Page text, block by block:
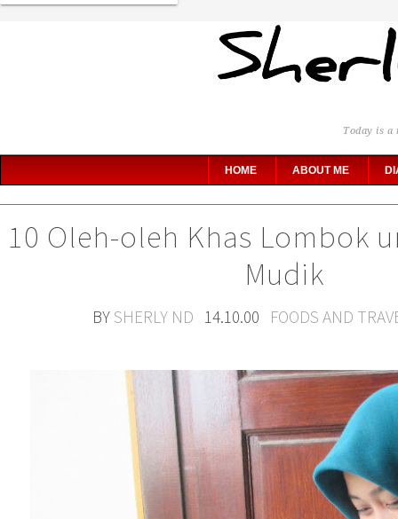
Today is
HOME ABOUT ME
10 Oleh-oleh Khas Lombok
Mudik
BYSHERLY ND 14.10.00 FOODS AND